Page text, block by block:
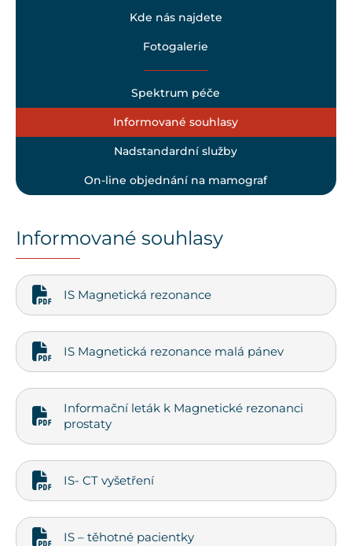
Kde nás najdete
Fotogalerie
Spektrum péče
Informované souhlasy
Nadstandardní služby
On-line objednání na mamograf
Informované souhlasy
IS Magnetická rezonance
IS Magnetická rezonance malá pánev
Informační leták k Magnetické rezonanci
prostaty
IS- CT vyšetření
IS – těhotné pacientky